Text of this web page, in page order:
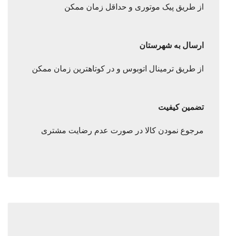
از طریق پیک موتوری و حداقل زمان ممکن
ارسال به شهرستان
از طریق ترمینال اتوبوس و در کوتاهترین زمان ممکن
تضمین کیفیت
مرجوع نمودن کالا در صورت عدم رضایت مشتری